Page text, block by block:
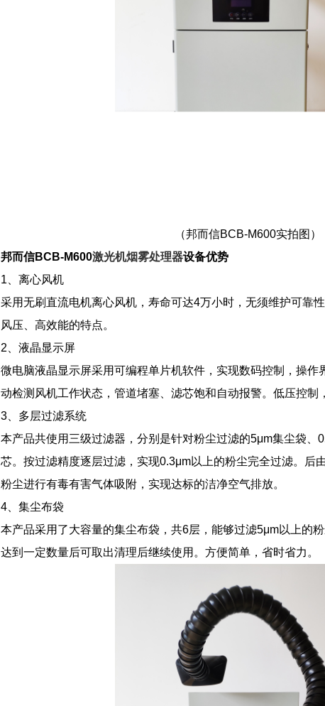
（邦而信BCB-M600实拍图）
邦而信BCB-M600激光机烟雾处理器设备优势
1、离心风机
采用无刷直流电机离心风机，寿命可达4万小时，无须维护可靠
风压、高效能的特点。
2、液晶显示屏
微电脑液晶显示屏采用可编程单片机软件，实现数码控制，操作
动检测风机工作状态，管道堵塞、滤芯饱和自动报警。低压控制
3、多层过滤系统
本产品共使用三级过滤器，分别是针对粉尘过滤的5μm集尘袋、
芯。按过滤精度逐层过滤，实现0.3μm以上的粉尘完全过滤。后
粉尘进行有毒有害气体吸附，实现达标的洁净空气排放。
4、集尘布袋
本产品采用了大容量的集尘布袋，共6层，能够过滤5μm以上的
达到一定数量后可取出清理后继续使用。方便简单，省时省力。